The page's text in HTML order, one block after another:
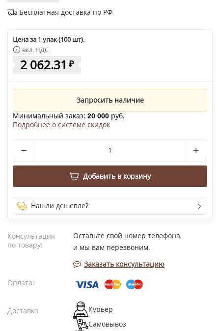
Бесплатная доставка по РФ
Цена за 1 упак (100 шт).
вкл. НДС
2 062.31 ₽
Запросить наличие
Минимальный заказ: 20 000 руб.
Подробнее о системе скидок
Добавить в корзину
Нашли дешевле?
Консультация
по товару:
Оставьте свой номер телефона
и мы вам перезвоним.
Заказать консультацию
Оплата:
Доставка
Курьер
Самовывоз